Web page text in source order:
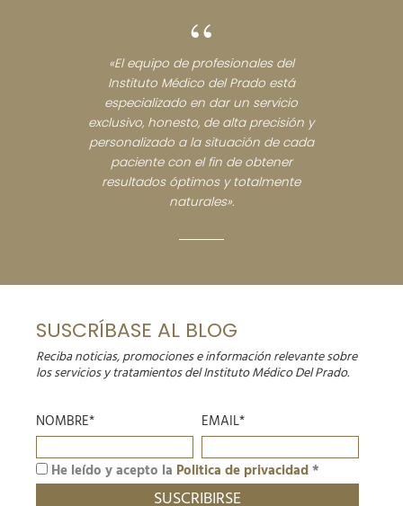
“
«El equipo de profesionales del
Instituto Médico del Prado está
especializado en dar un servicio
exclusivo, honesto, de alta precisión y
personalizado a la situación de cada
paciente con el fin de obtener
resultados óptimos y totalmente
naturales».
SUSCRÍBASE AL BLOG
Reciba noticias, promociones e información relevante sobre
los servicios y tratamientos del Instituto Médico Del Prado.
NOMBRE* EMAIL*
He leído y acepto la Politica de privacidad*